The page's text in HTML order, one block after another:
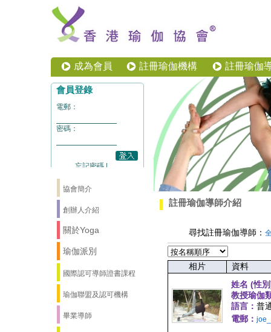
成為會員 註冊瑜伽機構 註冊瑜伽
協會簡介
創辦人介紹
關於Yoga
瑜伽派別
國際認可導師證書課程
瑜伽聯盟及認可機構
畢業導師
註冊瑜伽導師介紹
尋找註冊瑜伽導師：
相片
資料
姓名 (性
教授瑜伽
語言： 普
電郵：